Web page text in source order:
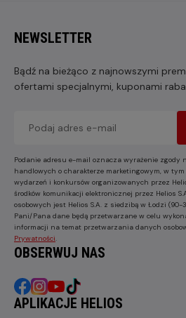
NEWSLETTER
Bądź na bieżąco z najnowszymi
ofertami specjalnymi, kuponami
Podanie adresu e-mail oznacza wyrażenie
handlowych o charakterze marketingowym, w
wydarzeń i konkursów organizowanych przez
środków komunikacji elektronicznej przez Helios
osobowych jest Helios S.A. z siedzibą w Łodzi
Pani/Pana dane będą przetwarzane w celu
informacji na temat przetwarzania danych
Prywatności
OBSERWUJ NAS
APLIKACJE HELIOS